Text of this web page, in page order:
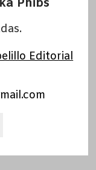
Phibs
Editorial